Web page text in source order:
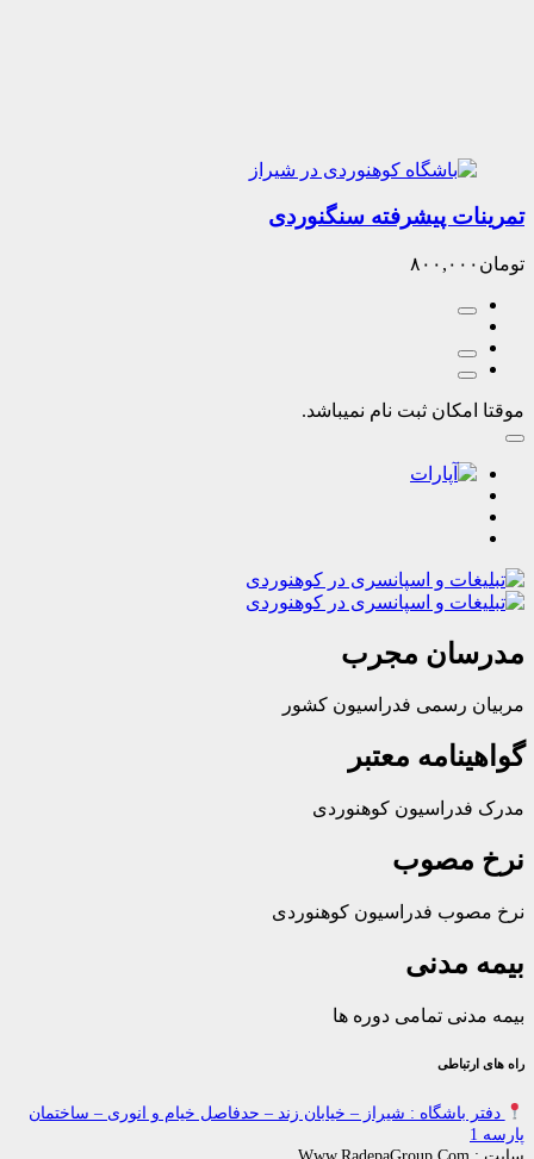
پیشرفته سنگنوردی
ثبت نام نمیباشد.
مجرب
رسمی فدراسیون کشور
معتبر
کوهنوردی
فدراسیون کوهنوردی
تمامی دوره ها
: شیراز – خیابان زند – حدفاصل خیام و انوری – ساختمان